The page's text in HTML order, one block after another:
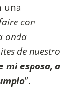
una
con
onda
de nuestro
mi esposa, a
”.